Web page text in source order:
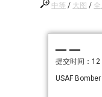
中等 / 大图 /
— —
提交时间： 12
USAF